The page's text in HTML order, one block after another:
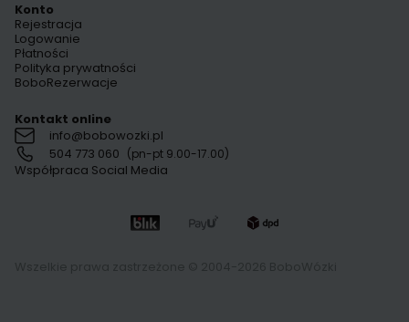
Konto
Rejestracja
Logowanie
Płatności
Polityka prywatności
BoboRezerwacje
Kontakt online
info@bobowozki.pl
504 773 060 (pn-pt 9.00-17.00)
Współpraca Social Media